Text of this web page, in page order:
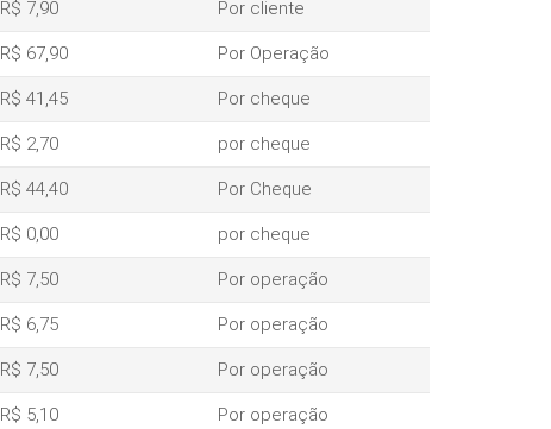
R$ 7,90 Por cliente
R$ 67,90 Por Operação
R$ 41,45 Por cheque
R$ 2,70 por cheque
R$ 44,40 Por Cheque
R$ 0,00 por cheque
R$ 7,50 Por operação
R$ 6,75 Por operação
R$ 7,50 Por operação
R$ 5,10 Por operação